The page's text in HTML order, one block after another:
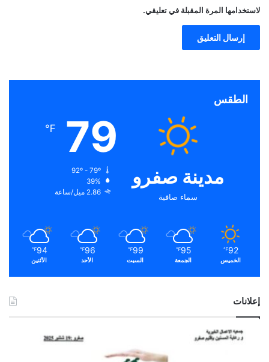
لاستخدامها المرة المقبلة في تعليقي.
الطقس
مدينة صفرو
سماء صافية
79
℉
39%
2.86 ميل/ساعة
92
℉
الخميس
95
℉
الجمعة
99
℉
السبت
96
℉
الأحد
94
℉
الأثنين
إعلانات